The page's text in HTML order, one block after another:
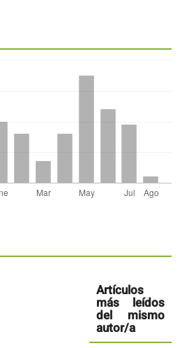
Artículos
más leídos
del mismo
autor/a